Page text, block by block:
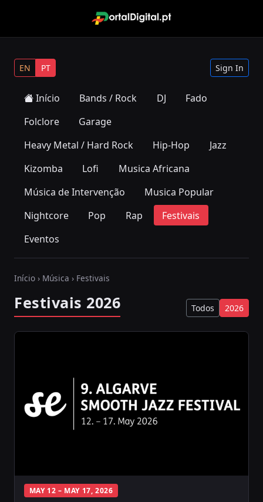
EN PT Sign In
Início Bands / Rock DJ
Fado
Folclore
Garage
Heavy Metal / Hard Rock
Hip-Hop
Jazz
Kizomba
Lofi
Musica Africana
Música de Intervenção
Musica Popular
Nightcore
Pop Rap
Festivais
Eventos
Início › Música › Festivais
Festivais 2026 Todos 2026
MAY 12 – MAY 17, 2026